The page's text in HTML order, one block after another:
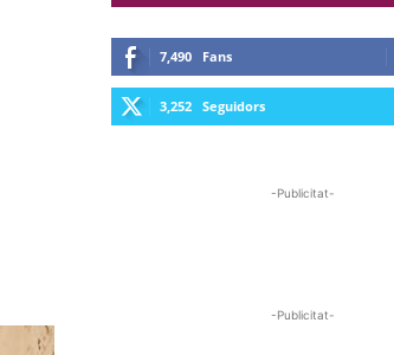
7,490 Fans
3,252 Seguidors
-Publicitat-
-Publicitat-